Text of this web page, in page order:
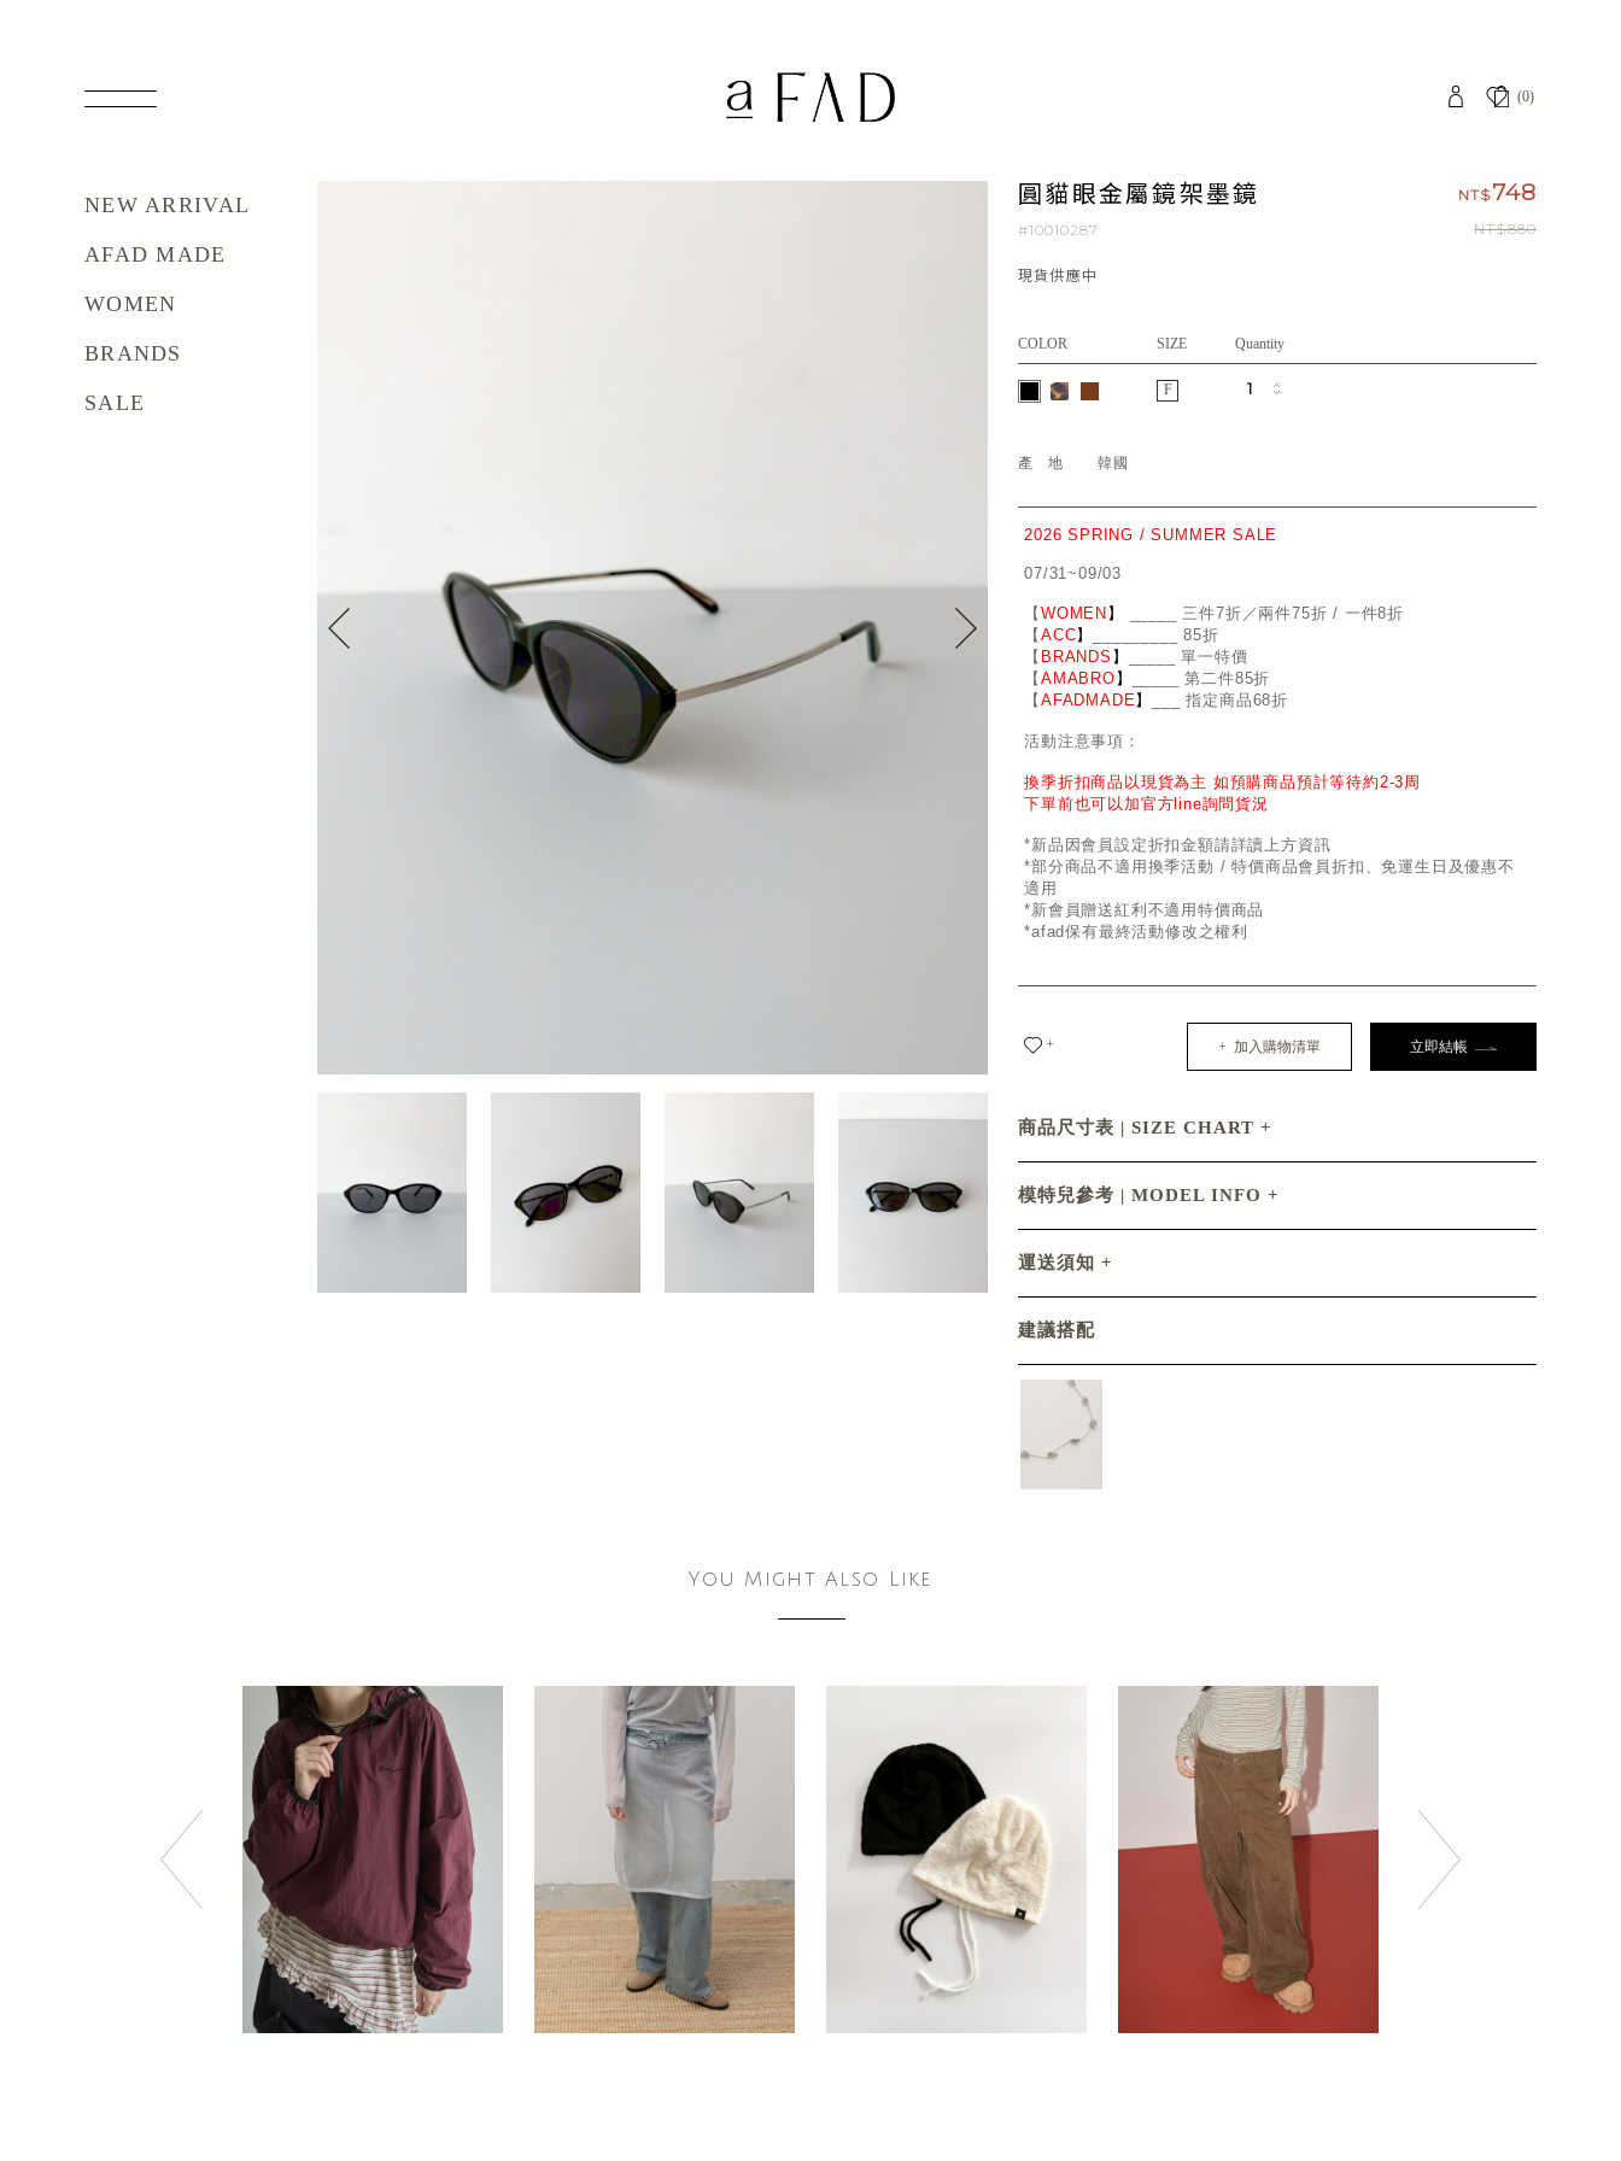
(0)
NEW ARRIVAL
AFAD MADE
WOMEN
BRANDS
SALE
圓貓眼金屬鏡架墨鏡
#10010287
現貨供應中
NT$748
NT$880
COLOR SIZE Quantity
F
產地 韓國
2026 SPRING / SUMMER SALE
07/31~09/03
【 WOMEN 】
___ 三件7折／兩件75折 / 一件8折
【 ACC】
____ 85折
【 BRANDS 】
_ 單一特價
【 AMABRO 】
_ 第二件85折
【 AFADMADE】 ___ 指定商品68折
活動注意事項：
換季折扣商品以現貨為主 如預購商品預計等待約2-3周
下單前也可以加官方line詢問貨況
*新品因會員設定折扣金額請詳讀上方資訊
*部分商品不適用換季活動 / 特價商品會員折扣、免運生日及優惠不
適用
*新會員贈送紅利不適用特價商品
*afad保有最終活動修改之權利
+ + 加入購物清單 立即結帳
商品尺寸表 | SIZE CHART
模特兒參考 | MODEL INFO
運送須知
建議搭配
You Might Also Like